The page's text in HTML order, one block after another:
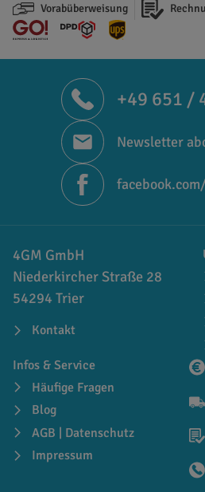
Vorabüberweisung
+49 651 /
Newsletter
4GM GmbH
Niederkircher Straße 28
54294 Trier
Kontakt
Infos & Service
Häufige Fragen
Blog
AGB | Datenschutz
Impressum